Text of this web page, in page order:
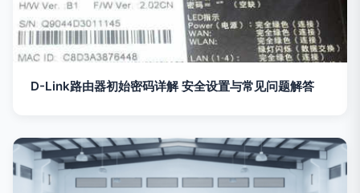
D-Link路由器初始密码详解 安全设置与常见问题解答